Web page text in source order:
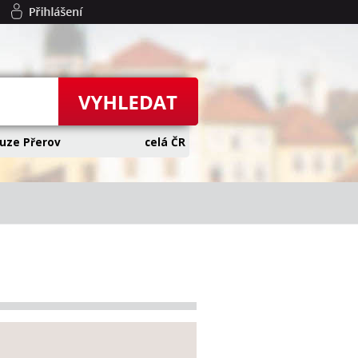
Přerov celá ČR